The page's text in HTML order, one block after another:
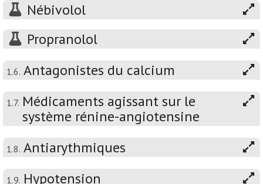
Nébivolol
Propranolol
1.6. Antagonistes du calcium
1.7. Médicaments agissant sur le
système rénine-angiotensine
1.8. Antiarythmiques
1.9. Hypotension